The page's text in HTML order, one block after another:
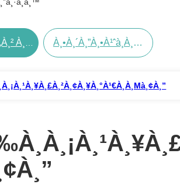
À¸•à¸´à¸”à¸•à¹ˆà¸­à¸•à¸­à¸™à¸™à¸µà¹‰